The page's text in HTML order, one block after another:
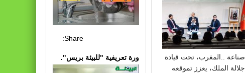
صناعة ..المغرب، تحت قيادة
جلالة الملك، يعزز تموقعه
Share:
ورة تعريفية "للبيئة بريس".